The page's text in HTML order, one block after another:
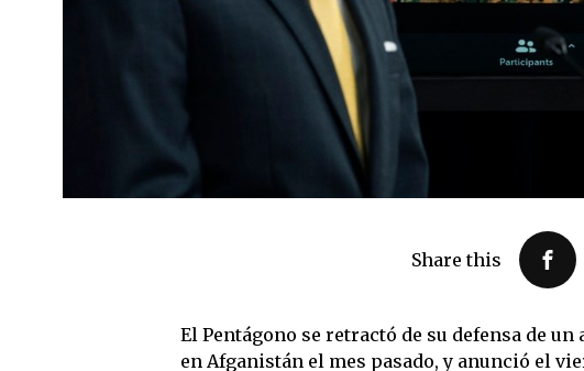
Share this
El Pentágono se retractó de su defensa de
en Afganistán el mes pasado, y anunció el